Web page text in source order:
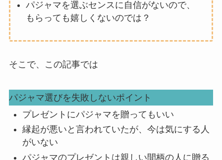
パジャマを選ぶセンスに自信がないので、
もらっても嬉しくないのでは？
そこで、この記事では
パジャマ選びを失敗しないポイント
プレゼントにパジャマを贈ってもいい
縁起が悪いと言われていたが、今は気にする人
がいない
パジャマのプレゼントは親しい間柄の人に贈る